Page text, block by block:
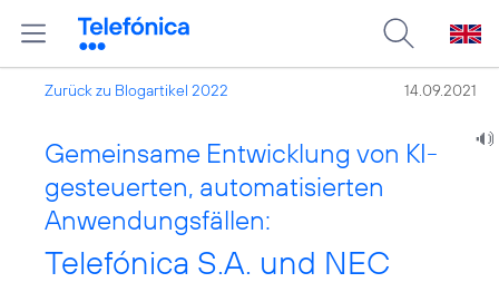
Zurück zu Blogartikel 2022 14.09.2021
Gemeinsame Entwicklung von KI-
gesteuerten, automatisierten
Anwendungsfällen:
Telefónica S.A. und NEC